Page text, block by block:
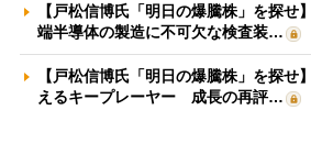
【戸松信博氏「明日の爆騰株」を探せ
端半導体の製造に不可欠な検査装…
【戸松信博氏「明日の爆騰株」を探せ
えるキープレーヤー 成長の再評…